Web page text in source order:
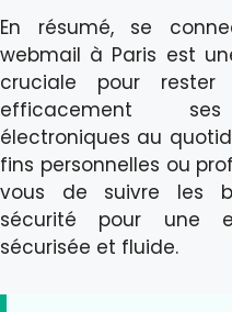
En résumé, se
webmail à Paris est
cruciale pour
efficacement ses
électroniques au
fins personnelles ou
vous de suivre les
sécurité pour une
sécurisée et fluide.